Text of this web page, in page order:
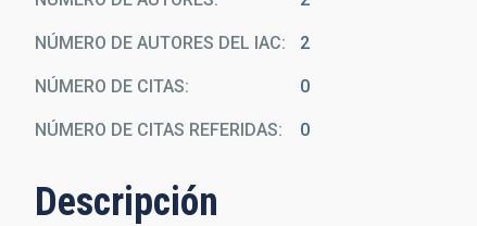
NÚMERO DE AUTORES DEL IAC 2
NÚMERO DE CITAS 0
NÚMERO DE CITAS REFERIDAS 0
Descripción